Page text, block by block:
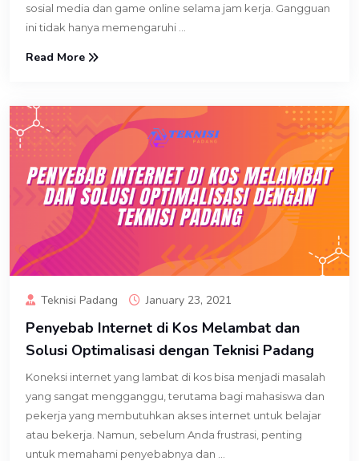
sosial media dan game online selama jam kerja. Gangguan
ini tidak hanya memengaruhi ...
Read More
Teknisi Padang January 23, 2021
Penyebab Internet di Kos Melambat dan
Solusi Optimalisasi dengan Teknisi Padang
Koneksi internet yang lambat di kos bisa menjadi masalah
yang sangat mengganggu, terutama bagi mahasiswa dan
pekerja yang membutuhkan akses internet untuk belajar
atau bekerja. Namun, sebelum Anda frustrasi, penting
untuk memahami penyebabnya dan ...